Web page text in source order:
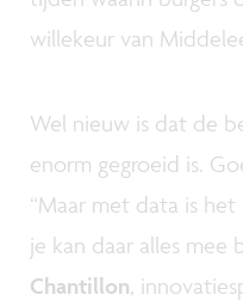
willekeur van
Wel nieuw is dat de
enorm gegroeid is.
“Maar met data is het
je kan daar alles mee
Chantillon,